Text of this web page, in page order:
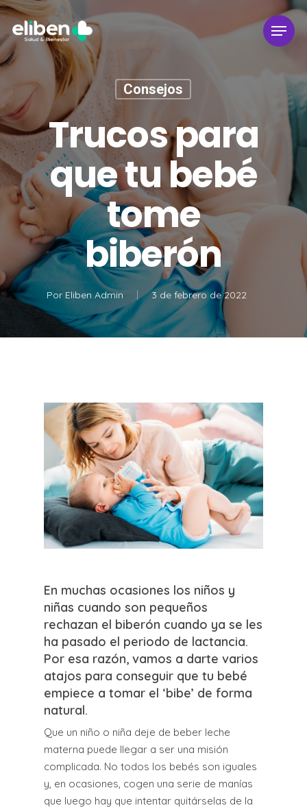
Skip
main
content
Menu
Consejos
Trucos para
que tu bebé
tome
biberón
Por Eliben Admin 3 de febrero de 2022
En muchas ocasiones los niños y
niñas cuando son pequeños
rechazan el biberón cuando ya se les
ha pasado el periodo de lactancia.
Por esa razón, vamos a darte varios
atajos para conseguir que tu bebé
empiece a tomar el ‘bibe’ de forma
natural.
Que un niño o niña deje de beber leche
materna puede llegar a ser una misión
complicada. No todos los bebés son iguales
y, en ocasiones, cogen una serie de manías
que luego hay que intentar quitárselas de la